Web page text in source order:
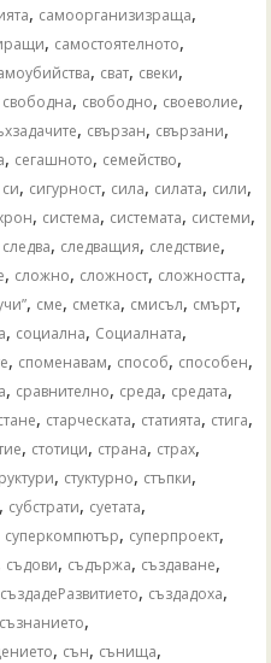
, самоорганизизраща,
, самостоятелното,
, сват, свеки,
свободна, свободно, своеволие,
, свързан, свързани,
, сегашното, семейство,
си, сигурност, сила, силата, сили,
, система, системата, системи,
следва, следващия, следствие,
, сложно, сложност, сложността,
, сме, сметка, смисъл, смърт,
, социална, Социалната,
, споменавам, способ, способен,
, сравнително, среда, средата,
, старческата, статията, стига,
, стотици, страна, страх,
, стуктурно, стъпки,
, субстрати, суетата,
суперкомпютър, суперпроект,
съдови, съдържа, създаване,
създадеРазвитието, създадоха,
съзнанието,
, сън, сънища,